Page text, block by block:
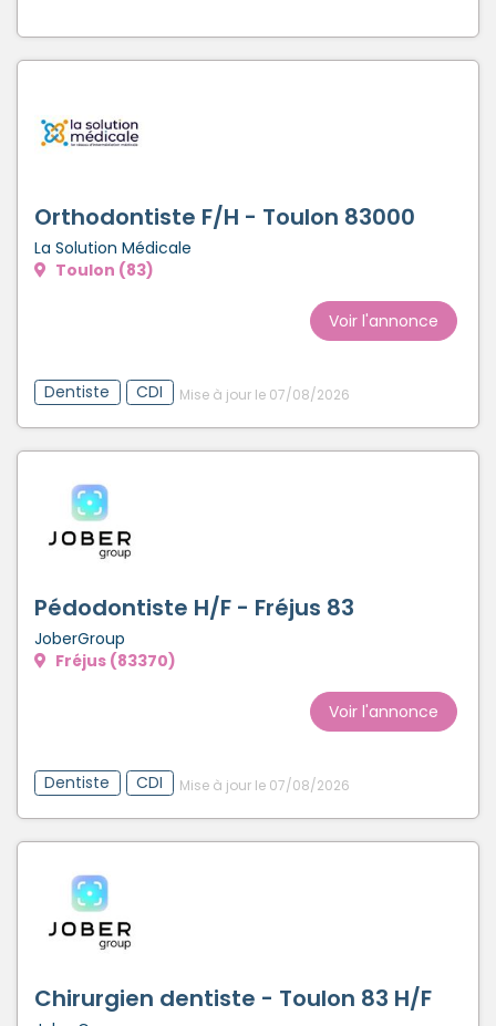
Orthodontiste F/H - Toulon 83000
La Solution Médicale
Toulon (83)
Voir l'annonce
Dentiste CDI Mise à jour le 07/08/2026
Pédodontiste H/F - Fréjus 83
JoberGroup
Fréjus (83370)
Voir l'annonce
Dentiste CDI Mise à jour le 07/08/2026
Chirurgien dentiste - Toulon 83 H/F